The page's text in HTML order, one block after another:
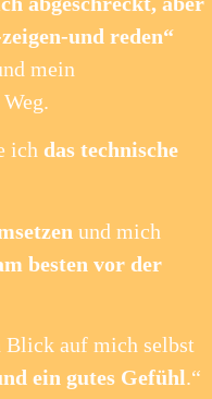
und reden“
mein
ich das technische
und mich
besten vor der
Blick auf mich selbst
ein gutes Gefühl.“